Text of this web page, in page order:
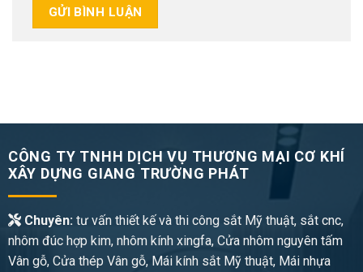
CÔNG TY TNHH DỊCH VỤ THƯƠNG MẠI CƠ KHÍ
XÂY DỰNG GIANG TRƯỜNG PHÁT
Chuyên:tư vấn thiết kế và thi công sắt Mỹ thuật, sắt cnc,
nhôm đúc hợp kim, nhôm kính xingfa, Cửa nhôm nguyên tấm
Vân gỗ, Cửa thép Vân gỗ, Mái kính sắt Mỹ thuật, Mái nhựa